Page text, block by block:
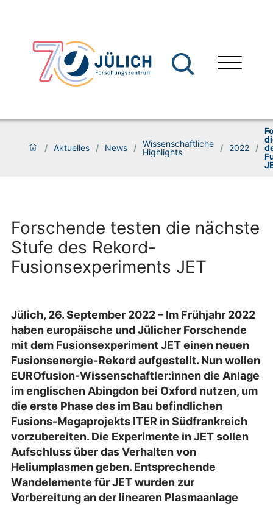
/ Aktuelles / News / Wissenschaftliche
Highlights
/ 2022 /
Forschende testen die nächste
Stufe des Rekord-
Fusionsexperiments JET
Jülich, 26. September 2022 – Im Frühjahr 2022
haben europäische und Jülicher Forschende
mit dem Fusionsexperiment JET einen neuen
Fusionsenergie-Rekord aufgestellt. Nun wollen
EUROfusion-Wissenschaftler:innen die Anlage
im englischen Abingdon bei Oxford nutzen, um
die erste Phase des im Bau befindlichen
Fusions-Megaprojekts ITER in Südfrankreich
vorzubereiten. Die Experimente in JET sollen
Aufschluss über das Verhalten von
Heliumplasmen geben. Entsprechende
Wandelemente für JET wurden zur
Vorbereitung an der linearen Plasmaanlage